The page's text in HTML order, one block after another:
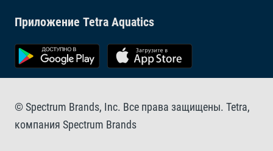
Приложение Tetra Aquatics
© Spectrum Brands, Inc. Все права защищены. Tetra,
компания Spectrum Brands